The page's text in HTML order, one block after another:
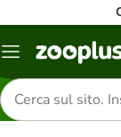
Overview
Cerca
prodotti